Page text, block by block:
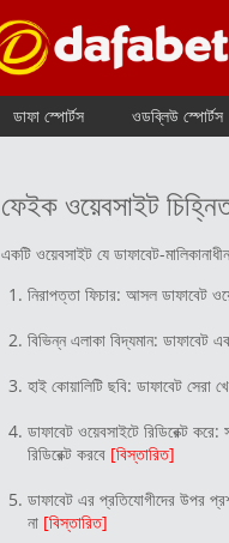
ডাফা স্পোর্টস ওডব্লিউ স্পোর্টস
ফেইক ওয়েবসাইট
একটি ওয়েবসাইট যে ডাফাবেট-
নিরাপত্তা ফিচার: আসল ডাফাবেট
বিভিন্ন এলাকা বিদ্যমান: ডাফাবেট
হাই কোয়ালিটি ছবি: ডাফাবেট সেরা
ডাফাবেট ওয়েবসাইটে রিডিরেক্ট
রিডিরেক্ট করবে [বিস্তারিত]
ডাফাবেট এর প্রতিযোগীদের উপর
না [বিস্তারিত]